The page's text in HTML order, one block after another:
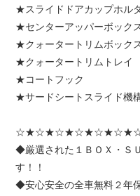
★スライドドアカップホル
★センターアッパーボック
★クォータートリムボック
★クォータートリムトレイ
★コートフック
★サードシートスライド機
◆厳選された１ＢＯＸ・Ｓ
す！！
◆安心安全の全車無料２年